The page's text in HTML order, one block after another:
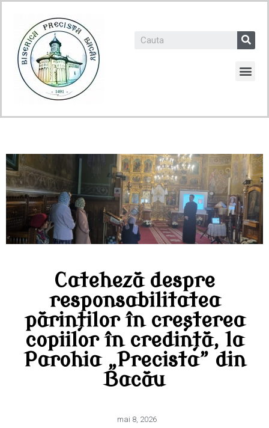
Cateheză despre
responsabilitatea
părinților în creșterea
copiilor în credință, la
Parohia „Precista” din
Bacău
mai 8, 2026